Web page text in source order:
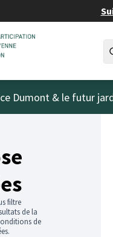
Dumont & le futur
filtre
de la
de